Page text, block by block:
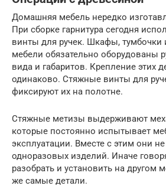
Домашняя мебель нередко
При сборке гарнитура сегодня
винты для ручек. Шкафы, тумбочки
мебели обязательно оборудованы
вида и габаритов. Крепление этих
одинаково. Стяжные винты для
фиксируют их на полотне.
Стяжные метизы выдерживают
которые постоянно испытывает
эксплуатации. Вместе с этим они не
одноразовых изделий. Иначе
разобрать и установить на другом
же самые детали.